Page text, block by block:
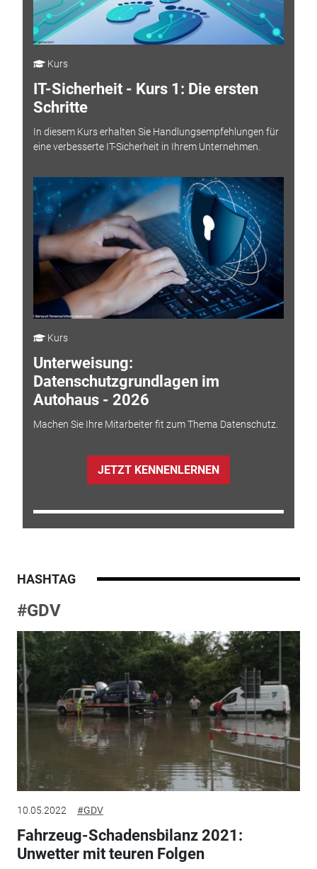
Kurs
IT-Sicherheit - Kurs 1: Die ersten
Schritte
In diesem Kurs erhalten Sie Handlungsempfehlungen für
eine verbesserte IT-Sicherheit in Ihrem Unternehmen.
Kurs
Unterweisung:
Datenschutzgrundlagen im
Autohaus - 2026
Machen Sie Ihre Mitarbeiter fit zum Thema Datenschutz.
JETZT KENNENLERNEN
HASHTAG
#GDV
10.05.2022 #GDV
Fahrzeug-Schadensbilanz 2021:
Unwetter mit teuren Folgen